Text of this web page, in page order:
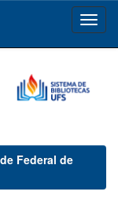
Federal de